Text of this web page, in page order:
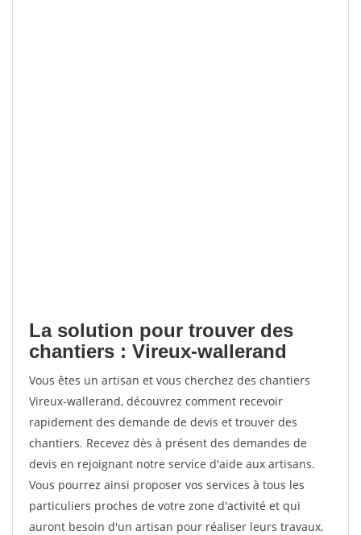
La solution pour trouver des
chantiers : Vireux-wallerand
Vous êtes un artisan et vous cherchez des chantiers
Vireux-wallerand, découvrez comment recevoir
rapidement des demande de devis et trouver des
chantiers. Recevez dès à présent des demandes de
devis en rejoignant notre service d'aide aux artisans.
Vous pourrez ainsi proposer vos services à tous les
particuliers proches de votre zone d'activité et qui
auront besoin d'un artisan pour réaliser leurs travaux.